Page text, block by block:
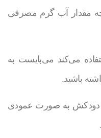
مقدار آب گرم مصرفی
می‌کند می‌بایست به
باشید.
دودکش به صورت عمودی